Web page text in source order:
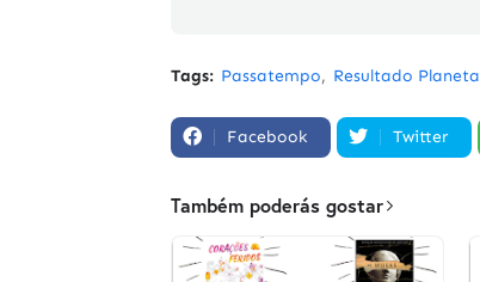
Tags: Passatempo Resultado Planeta
Facebook Twitter
Também poderás gostar